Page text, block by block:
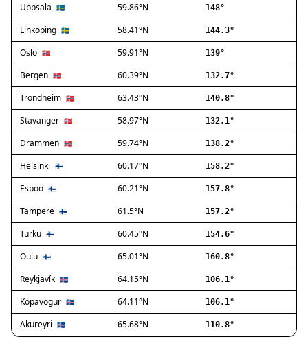
Birkerød
Brøndby
Charlottenlund
Dragør
Farum
Fredensborg
Frederiksberg
Frederikssund
Frederiksværk
Gentofte
Gladsaxe
Glostrup
Greve
Hedehusene
Herlev
Hvidovre
Høje-Taastrup
Ishøj
Jyllinge
Lillerød
Lyngby
Uppsala 🇸🇪 59.86°N 148°
Linköping 🇸🇪 58.41°N 144.3°
Oslo 🇳🇴 59.91°N 139°
Bergen 🇳🇴 60.39°N 132.7°
Trondheim 🇳🇴 63.43°N 140.8°
Stavanger 🇳🇴 58.97°N 132.1°
Drammen 🇳🇴 59.74°N 138.2°
Helsinki 🇫🇮 60.17°N 158.2°
Espoo 🇫🇮 60.21°N 157.8°
Tampere 🇫🇮 61.5°N 157.2°
Turku 🇫🇮 60.45°N 154.6°
Oulu 🇫🇮 65.01°N 160.8°
Reykjavík 🇮🇸 64.15°N 106.1°
Kópavogur 🇮🇸 64.11°N 106.1°
Akureyri 🇮🇸 65.68°N 110.8°